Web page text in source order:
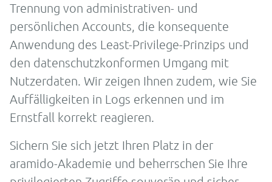
Trennung von administrativen- und
persönlichen Accounts, die konsequente
Anwendung des Least-Privilege-Prinzips und
den datenschutzkonformen Umgang mit
Nutzerdaten. Wir zeigen Ihnen zudem, wie Sie
Auffälligkeiten in Logs erkennen und im
Ernstfall korrekt reagieren.
Sichern Sie sich jetzt Ihren Platz in der
aramido-Akademie und beherrschen Sie Ihre